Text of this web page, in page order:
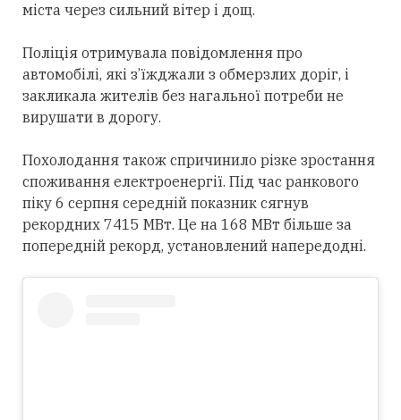
міста через сильний вітер і дощ.
Поліція отримувала повідомлення про
автомобілі, які з’їжджали з обмерзлих доріг, і
закликала жителів без нагальної потреби не
вирушати в дорогу.
Похолодання також спричинило різке зростання
споживання електроенергії. Під час ранкового
піку 6 серпня середній показник сягнув
рекордних 7415 МВт. Це на 168 МВт більше за
попередній рекорд, установлений напередодні.